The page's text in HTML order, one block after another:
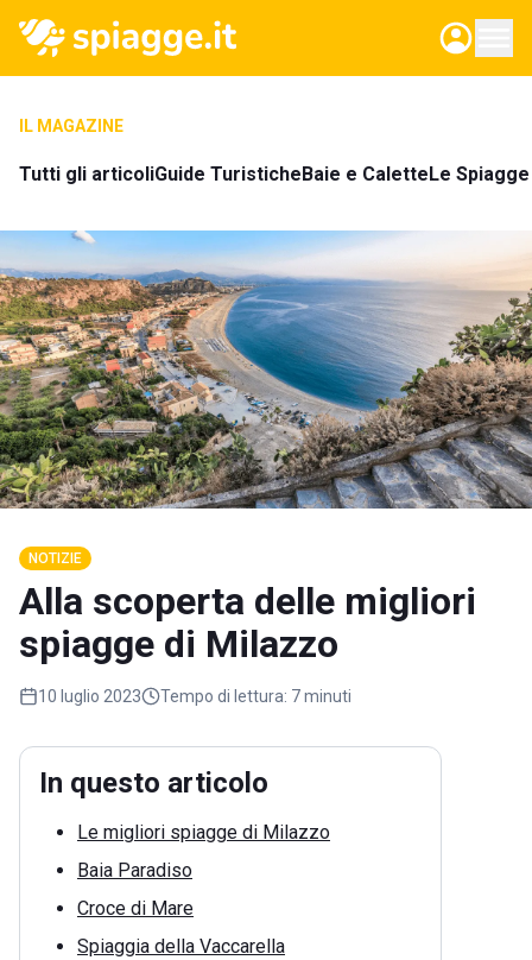
IL MAGAZINE
Tutti gli articoliGuide TuristicheBaie e CaletteLe
NOTIZIE
Alla scoperta delle migliori
spiagge di Milazzo
10 luglio 2023 Tempo di lettura: 7 minuti
In questo articolo
Le migliori spiagge di Milazzo
Baia Paradiso
Croce di Mare
Spiaggia della Vaccarella